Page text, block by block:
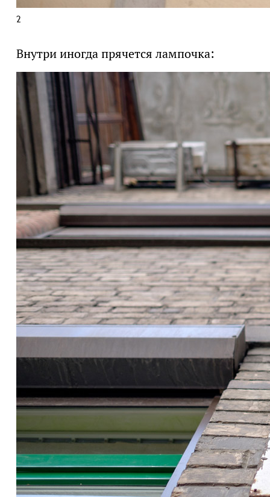
2
Внутри иногда прячется лампочка: